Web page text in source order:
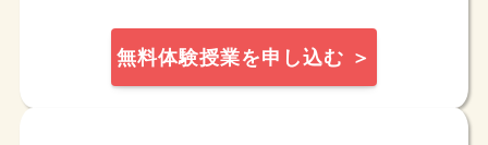
無料体験授業を申し込む ＞